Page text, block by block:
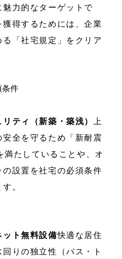
力的なターゲットで
得するためには、企業
「社宅規定」をクリア
条件
ティ（新築・築浅）上
全を守るため「新耐震
満たしていることや、オ
設置を社宅の必須条件
。
ット無料設備快適な居住
りの独立性（バス・ト